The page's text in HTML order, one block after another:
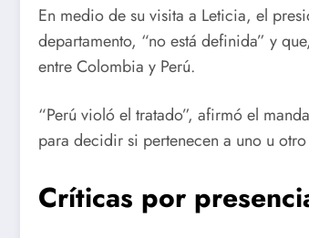
En medio de su visita a Leticia, el
departamento, “no está definida” y
entre Colombia y Perú.
“Perú violó el tratado”, afirmó el
para decidir si pertenecen a uno u
Críticas por